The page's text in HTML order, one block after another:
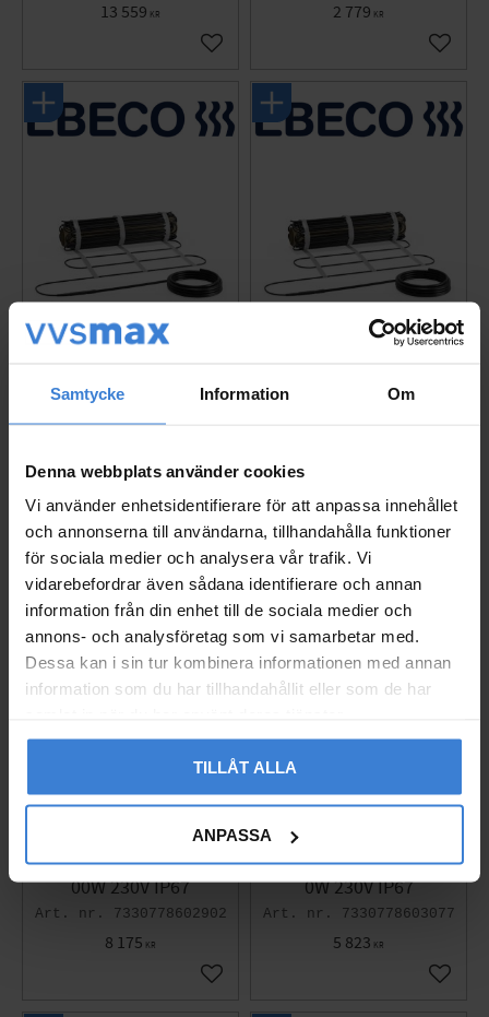
Samtycke Information Om
Denna webbplats använder cookies
Vi använder enhetsidentifierare för att anpassa innehållet
och annonserna till användarna, tillhandahålla funktioner
för sociala medier och analysera vår trafik. Vi
vidarebefordrar även sådana identifierare och annan
information från din enhet till de sociala medier och
annons- och analysföretag som vi samarbetar med.
Dessa kan i sin tur kombinera informationen med annan
information som du har tillhandahållit eller som de har
TILLÅT ALLA
ANPASSA
13 559 KR
Add to favorites
2 779 KR
Add
at 3.5 m² 7000mm 1060
W 230V IP67
3 441KR
Add to favorites
at 4.4 m² 8800mm 1320
Add
Ebeco Snow Melting M
at 7-11m² 18000mm 22
00W 230V IP67
7330778602902
8 175 KR
Add to favorites
Ebeco Snow Melting M
at 7.5 m² 15000mm 225
0W 230V IP67
7330778603077
5 823 KR
Add